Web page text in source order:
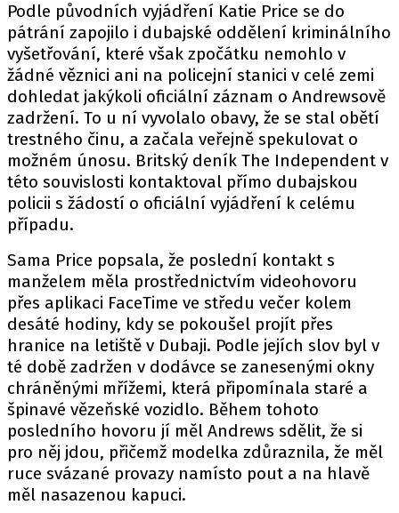
Podle původních vyjádření Katie Price se do
pátrání zapojilo i dubajské oddělení kriminálního
vyšetřování, které však zpočátku nemohlo v
žádné věznici ani na policejní stanici v celé zemi
dohledat jakýkoli oficiální záznam o Andrewsově
zadržení. To u ní vyvolalo obavy, že se stal obětí
trestného činu, a začala veřejně spekulovat o
možném únosu. Britský deník The Independent v
této souvislosti kontaktoval přímo dubajskou
policii s žádostí o oficiální vyjádření k celému
případu.
Sama Price popsala, že poslední kontakt s
manželem měla prostřednictvím videohovoru
přes aplikaci FaceTime ve středu večer kolem
desáté hodiny, kdy se pokoušel projít přes
hranice na letiště v Dubaji. Podle jejích slov byl v
té době zadržen v dodávce se zanesenými okny
chráněnými mřížemi, která připomínala staré a
špinavé vězeňské vozidlo. Během tohoto
posledního hovoru jí měl Andrews sdělit, že si
pro něj jdou, přičemž modelka zdůraznila, že měl
ruce svázané provazy namísto pout a na hlavě
měl nasazenou kapuci.